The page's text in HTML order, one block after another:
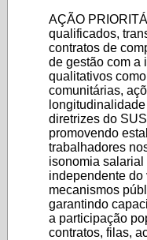
AÇÃO
qualificados,
contratos de
de gestão com a
qualitativos
comunitárias,
diretrizes do
promovendo
trabalhadores
isonomia
independente
mecanismos
garantindo
a participação
contratos, filas,